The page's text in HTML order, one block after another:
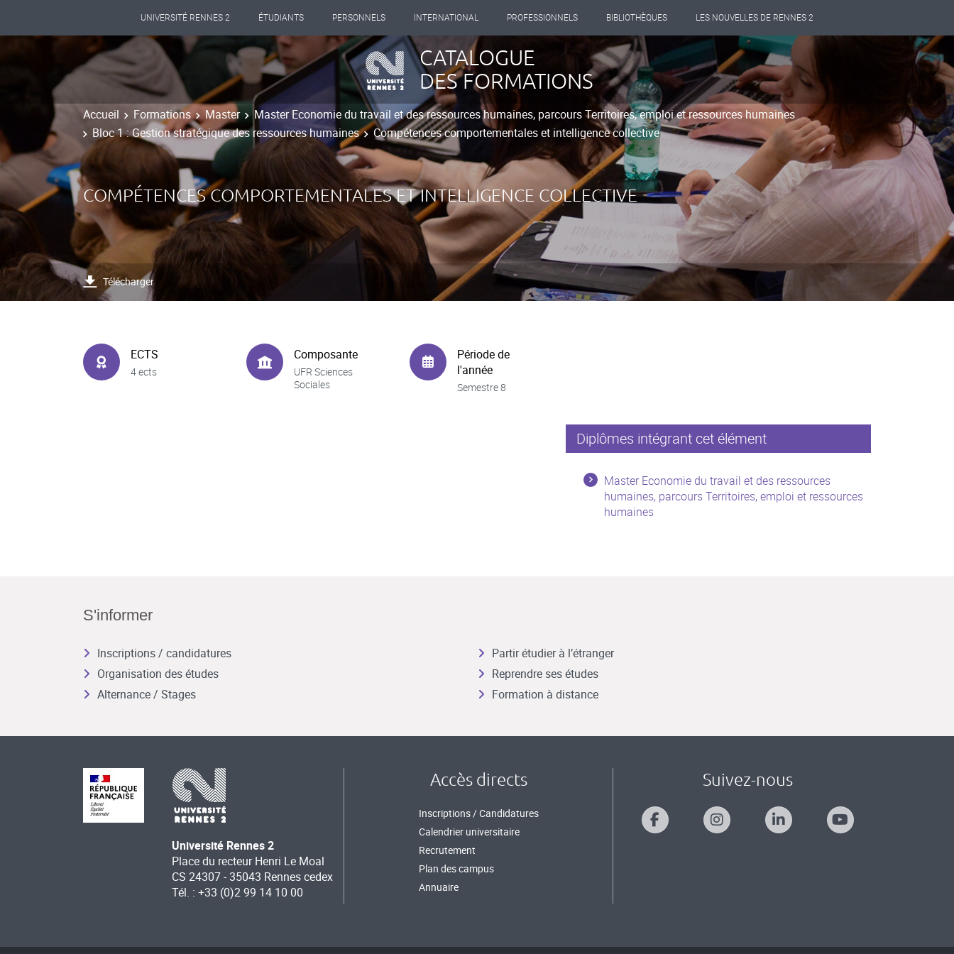
UNIVERSITÉ RENNES 2 ÉTUDIANTS PERSONNELS INTERNATIONAL PROFESSIONNELS BIBLIOTHÈQUES LES NOUVELLES DE RENNES 2
CATALOGUE
DES FORMATIONS
Accueil Formations Master
Master Economie du travail et des ressources humaines, parcours Territoires, emploi et ressources humaines
Bloc 1 : Gestion stratégique des ressources humaines
Compétences comportementales et intelligence collective
COMPÉTENCES COMPORTEMENTALES ET INTELLIGENCE COLLECTIVE
Télécharger
ECTS
4 ects
Composante
UFR Sciences
Sociales
Période de
l'année
Semestre 8
Diplômes intégrant cet élément
Master Economie du travail et des ressources
humaines, parcours Territoires, emploi et ressources
humaines
S'informer
Inscriptions / candidatures
Organisation des études
Alternance / Stages
Partir étudier à l’étranger
Reprendre ses études
Formation à distance
Université Rennes 2
Place du recteur Henri Le Moal
CS 24307 - 35043 Rennes cedex
Tél. : +33 (0)2 99 14 10 00
Accès directs
Inscriptions / Candidatures
Calendrier universitaire
Recrutement
Plan des campus
Annuaire
Suivez-nous